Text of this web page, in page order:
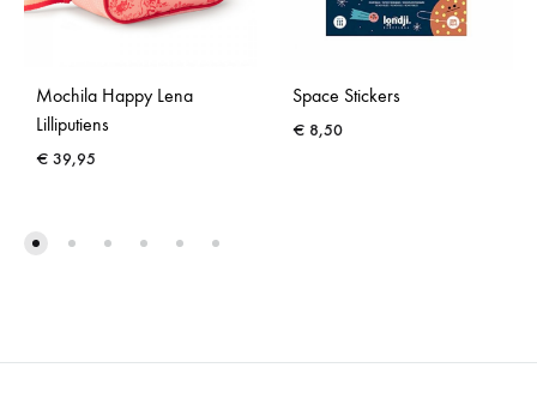
Mochila Happy Lena
Lilliputiens
€ 39,95
Space Stickers
€ 8,50